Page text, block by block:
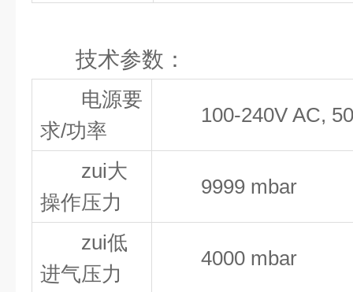
技术参数：
电源要
求/功率
100-240V AC,
zui大
操作压力
9999 mbar
zui低
进气压力
4000 mbar